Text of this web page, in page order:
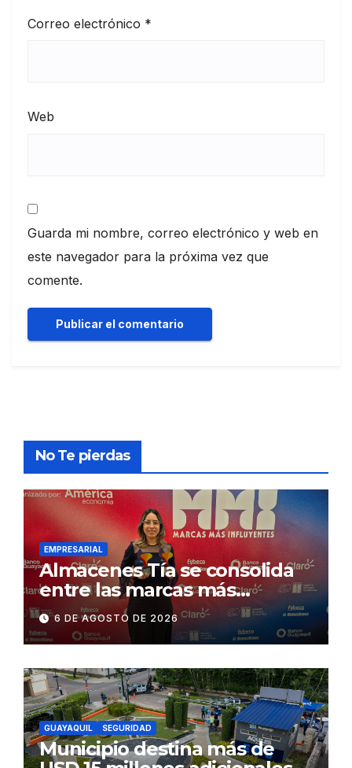
Correo electrónico *
Web
Guarda mi nombre, correo electrónico y web en
este navegador para la próxima vez que
comente.
No Te pierdas
EMPRESARIAL
Almacenes Tía se consolida
entre las marcas más
influyentes del Ecuador
6 DE AGOSTO DE 2026
GUAYAQUIL SEGURIDAD
Municipio destina más de